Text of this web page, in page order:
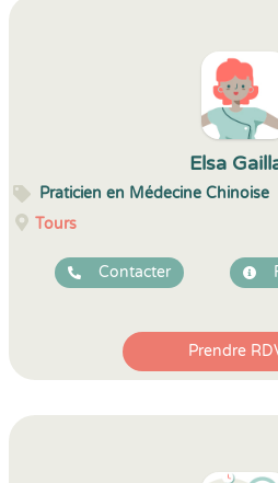
Elsa
Praticien en Médecine Chinoise
Tours
Contacter
Prendre